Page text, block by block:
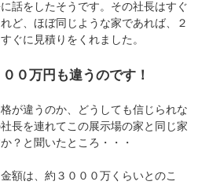
話をしたそうです。その社長はすぐ
ど、ほぼ同じような家であれば、２
ぐに見積りをくれました。
０万円も違うのです！
が違うのか、どうしても信じられな
長を連れてこの展示場の家と同じ家
？と聞いたところ・・・
額は、約３０００万くらいとのこ